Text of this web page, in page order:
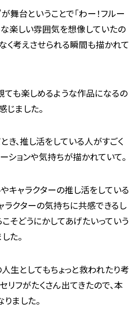
舞台ということで「わー！フルー
な楽しい雰囲気を想像していたの
く考えさせられる瞬間も描かれて
も楽しめるような作品になるの
じました。
き、推し活をしている人がすごく
ションや気持ちが描かれていて。
キャラクターの推し活をしている
ラクターの気持ちに共感できるし
そどうにかしてあげたいっていう
た。
生としてもちょっと救われたり考
リフがたくさん出てきたので、本
ました。